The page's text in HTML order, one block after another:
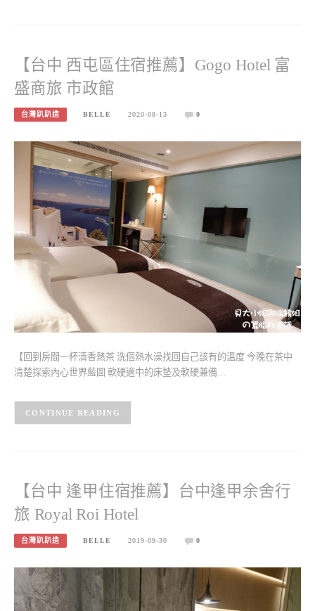
【台中 西屯區住宿推薦】Gogo Hotel 富
盛商旅 市政館
台灣趴趴造 BELLE 2020-08-13 0
【回到房間一杯清香熱茶 洗個熱水澡找回自己該有的溫度 今晚在茶中
清楚探索內心世界藍圖 軟硬適中的床墊及軟硬兼備…
CONTINUE READING
【台中 逢甲住宿推薦】台中逢甲余舍行
旅 Royal Roi Hotel
台灣趴趴造 BELLE 2019-09-30 0